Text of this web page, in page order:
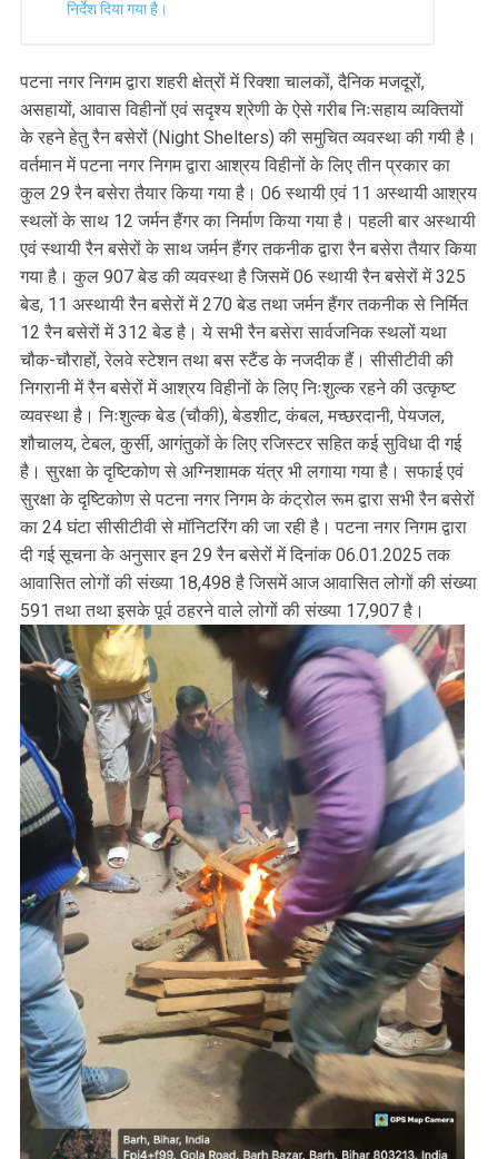
निर्देश दिया गया है।
पटना नगर निगम द्वारा शहरी क्षेत्रों में रिक्शा चालकों, दैनिक मजदूरों,
असहायों, आवास विहीनों एवं सदृश्य श्रेणी के ऐसे गरीब निःसहाय व्यक्तियों
के रहने हेतु रैन बसेरों (Night Shelters) की समुचित व्यवस्था की गयी है।
वर्तमान में पटना नगर निगम द्वारा आश्रय विहीनों के लिए तीन प्रकार का
कुल 29 रैन बसेरा तैयार किया गया है। 06 स्थायी एवं 11 अस्थायी आश्रय
स्थलों के साथ 12 जर्मन हैंगर का निर्माण किया गया है। पहली बार अस्थायी
एवं स्थायी रैन बसेरों के साथ जर्मन हैंगर तकनीक द्वारा रैन बसेरा तैयार किया
गया है। कुल 907 बेड की व्यवस्था है जिसमें 06 स्थायी रैन बसेरों में 325
बेड, 11 अस्थायी रैन बसेरों में 270 बेड तथा जर्मन हैंगर तकनीक से निर्मित
12 रैन बसेरों में 312 बेड है। ये सभी रैन बसेरा सार्वजनिक स्थलों यथा
चौक-चौराहों, रेलवे स्टेशन तथा बस स्टैंड के नजदीक हैं। सीसीटीवी की
निगरानी में रैन बसेरों में आश्रय विहीनों के लिए निःशुल्क रहने की उत्कृष्ट
व्यवस्था है। निःशुल्क बेड (चौकी), बेडशीट, कंबल, मच्छरदानी, पेयजल,
शौचालय, टेबल, कुर्सी, आगंतुकों के लिए रजिस्टर सहित कई सुविधा दी गई
है। सुरक्षा के दृष्टिकोण से अग्निशामक यंत्र भी लगाया गया है। सफाई एवं
सुरक्षा के दृष्टिकोण से पटना नगर निगम के कंट्रोल रूम द्वारा सभी रैन बसेरों
का 24 घंटा सीसीटीवी से मॉनिटरिंग की जा रही है। पटना नगर निगम द्वारा
दी गई सूचना के अनुसार इन 29 रैन बसेरों में दिनांक 06.01.2025 तक
आवासित लोगों की संख्या 18,498 है जिसमें आज आवासित लोगों की संख्या
591 तथा तथा इसके पूर्व ठहरने वाले लोगों की संख्या 17,907 है।